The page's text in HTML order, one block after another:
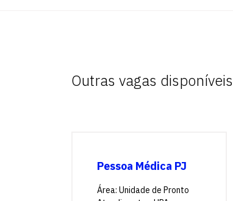
Outras vagas disponíveis
Pessoa Médica PJ
Área: Unidade de Pronto